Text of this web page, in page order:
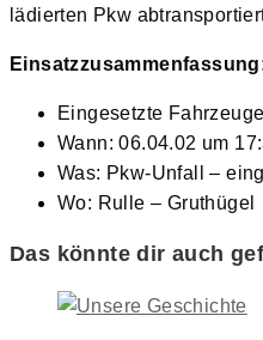
lädierten Pkw
Eingesetzte
Wann: 06.04.02 um
Was: Pkw-Unfall –
Wo: Rulle – Gruthügel
Das könnte dir auch